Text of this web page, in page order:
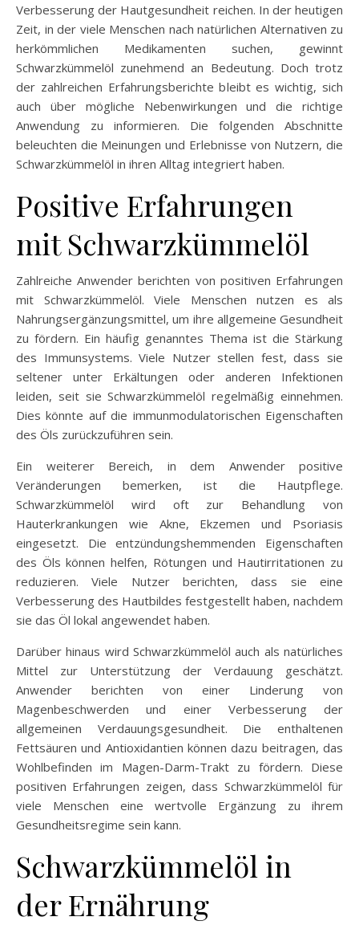
Verbesserung der Hautgesundheit reichen. In der heutigen
Zeit, in der viele Menschen nach natürlichen Alternativen zu
herkömmlichen Medikamenten suchen, gewinnt
Schwarzkümmelöl zunehmend an Bedeutung. Doch trotz
der zahlreichen Erfahrungsberichte bleibt es wichtig, sich
auch über mögliche Nebenwirkungen und die richtige
Anwendung zu informieren. Die folgenden Abschnitte
beleuchten die Meinungen und Erlebnisse von Nutzern, die
Schwarzkümmelöl in ihren Alltag integriert haben.
Positive Erfahrungen
mit Schwarzkümmelöl
Zahlreiche Anwender berichten von positiven Erfahrungen
mit Schwarzkümmelöl. Viele Menschen nutzen es als
Nahrungsergänzungsmittel, um ihre allgemeine Gesundheit
zu fördern. Ein häufig genanntes Thema ist die Stärkung
des Immunsystems. Viele Nutzer stellen fest, dass sie
seltener unter Erkältungen oder anderen Infektionen
leiden, seit sie Schwarzkümmelöl regelmäßig einnehmen.
Dies könnte auf die immunmodulatorischen Eigenschaften
des Öls zurückzuführen sein.
Ein weiterer Bereich, in dem Anwender positive
Veränderungen bemerken, ist die Hautpflege.
Schwarzkümmelöl wird oft zur Behandlung von
Hauterkrankungen wie Akne, Ekzemen und Psoriasis
eingesetzt. Die entzündungshemmenden Eigenschaften
des Öls können helfen, Rötungen und Hautirritationen zu
reduzieren. Viele Nutzer berichten, dass sie eine
Verbesserung des Hautbildes festgestellt haben, nachdem
sie das Öl lokal angewendet haben.
Darüber hinaus wird Schwarzkümmelöl auch als natürliches
Mittel zur Unterstützung der Verdauung geschätzt.
Anwender berichten von einer Linderung von
Magenbeschwerden und einer Verbesserung der
allgemeinen Verdauungsgesundheit. Die enthaltenen
Fettsäuren und Antioxidantien können dazu beitragen, das
Wohlbefinden im Magen-Darm-Trakt zu fördern. Diese
positiven Erfahrungen zeigen, dass Schwarzkümmelöl für
viele Menschen eine wertvolle Ergänzung zu ihrem
Gesundheitsregime sein kann.
Schwarzkümmelöl in
der Ernährung